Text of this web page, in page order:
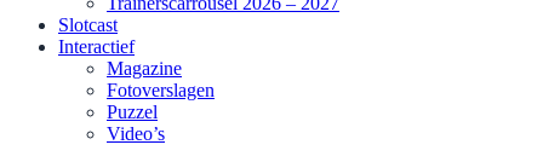
Slotcast
Interactief
Magazine
Fotoverslagen
Puzzel
Video’s